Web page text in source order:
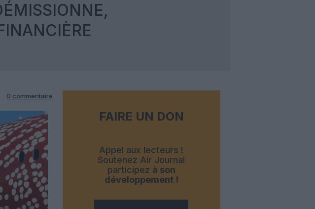
0 commentaire
FAIRE UN DON
Appel aux lecteurs !
Soutenez Air Journal
participez à son
développement !